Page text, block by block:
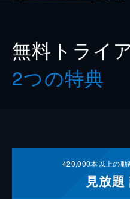
無料トライ
2つの特典
420,000本以上の動
見放題